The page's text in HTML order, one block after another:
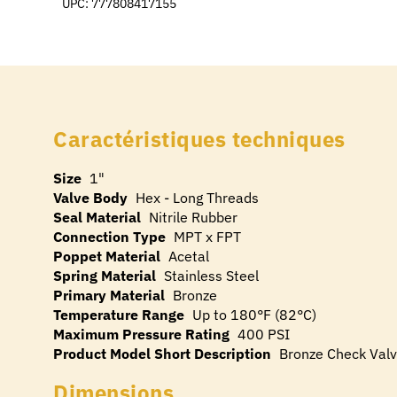
UPC: 777808417155
Caractéristiques techniques
Size 1"
Valve Body Hex - Long Threads
Seal Material Nitrile Rubber
Connection Type MPT x FPT
Poppet Material Acetal
Spring Material Stainless Steel
Primary Material Bronze
Temperature Range Up to 180°F (82°C)
Maximum Pressure Rating 400 PSI
Product Model Short Description Bronze Check